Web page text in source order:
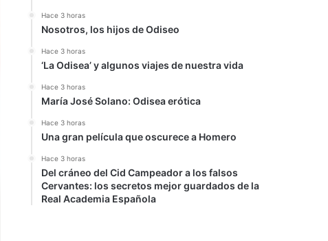
Hace 3 horas
Nosotros, los hijos de Odiseo
Hace 3 horas
‘La Odisea’ y algunos viajes de nuestra vida
Hace 3 horas
María José Solano: Odisea erótica
Hace 3 horas
Una gran película que oscurece a Homero
Hace 3 horas
Del cráneo del Cid Campeador a los falsos
Cervantes: los secretos mejor guardados de la
Real Academia Española